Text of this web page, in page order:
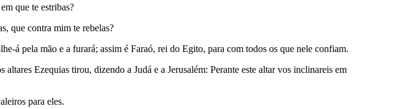
que te estribas?
que contra mim te rebelas?
á pela mão e a furará; assim é Faraó, rei do Egito, para com todos os que nele confiam.
Ezequias tirou, dizendo a Judá e a Jerusalém: Perante este altar vos inclinareis em
para eles.